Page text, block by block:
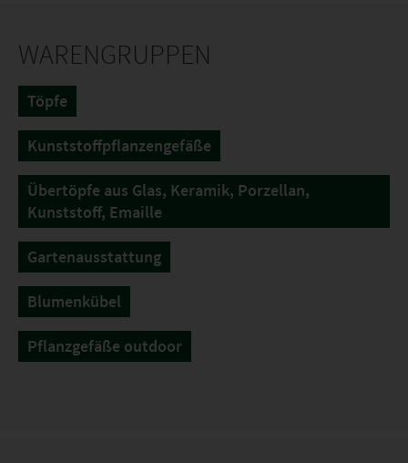
WARENGRUPPEN
Töpfe
Kunststoffpflanzengefäße
Übertöpfe aus Glas, Keramik, Porzellan,
Kunststoff, Emaille
Gartenausstattung
Blumenkübel
Pflanzgefäße outdoor